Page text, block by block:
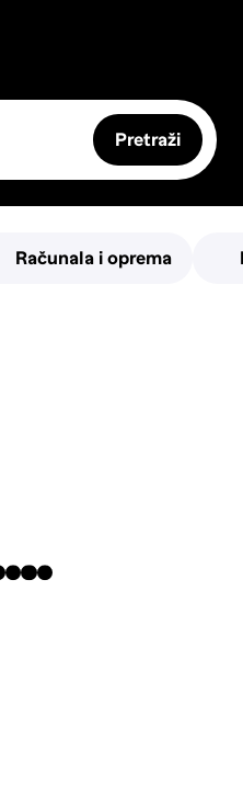
Pretraži
Računala i oprema